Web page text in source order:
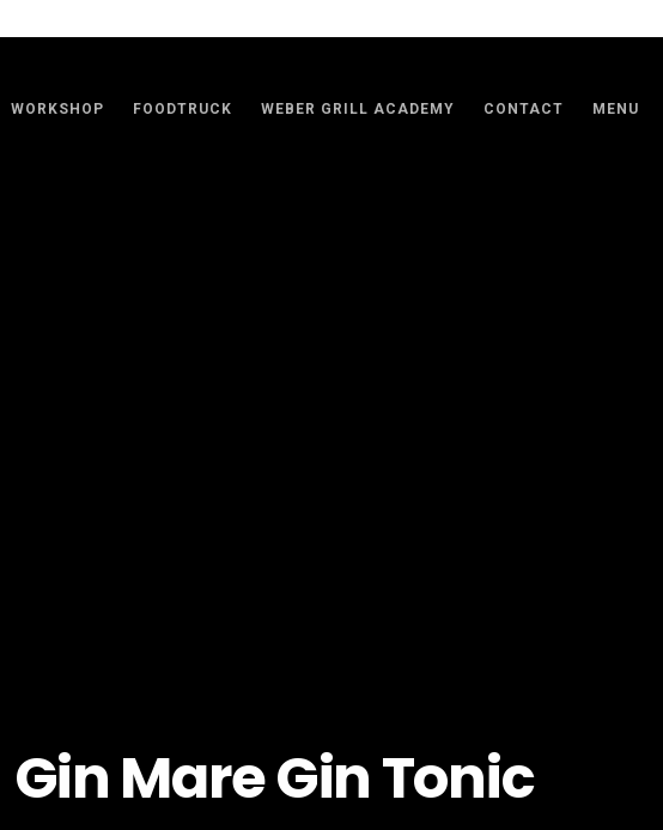
WORKSHOP FOODTRUCK WEBER GRILL ACADEMY CONTACT MENU
Gin Mare Gin Tonic